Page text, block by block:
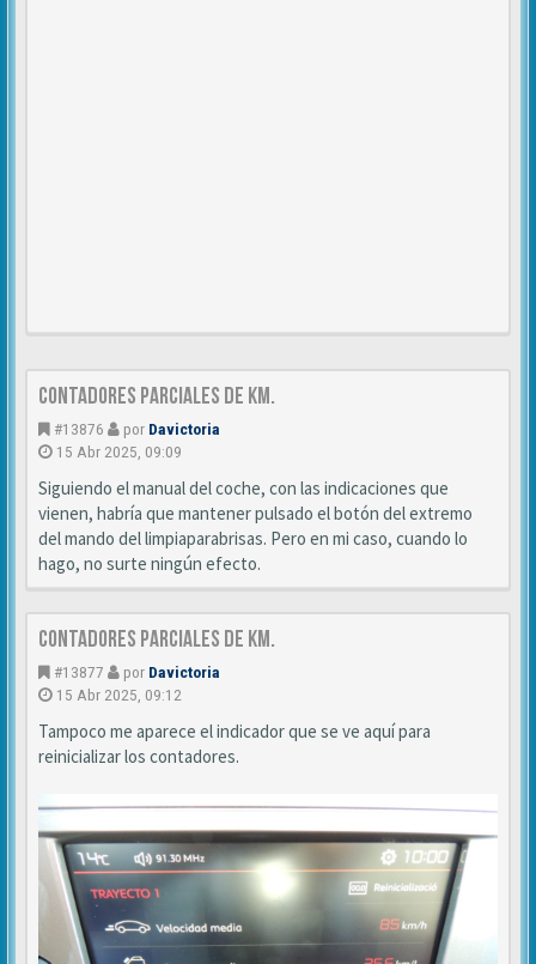
Contadores parciales de km.
#13876 por Davictoria
15 Abr 2025, 09:09
Siguiendo el manual del coche, con las indicaciones que
vienen, habría que mantener pulsado el botón del extremo
del mando del limpiaparabrisas. Pero en mi caso, cuando lo
hago, no surte ningún efecto.
Contadores parciales de km.
#13877 por Davictoria
15 Abr 2025, 09:12
Tampoco me aparece el indicador que se ve aquí para
reinicializar los contadores.